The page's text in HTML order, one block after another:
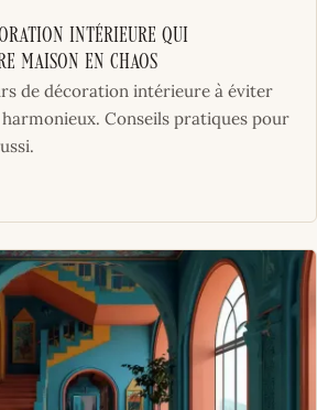
intérieure qui
maison en chaos
de décoration intérieure à éviter
Conseils pratiques pour